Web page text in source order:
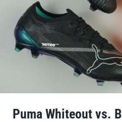
Puma Whiteout vs.